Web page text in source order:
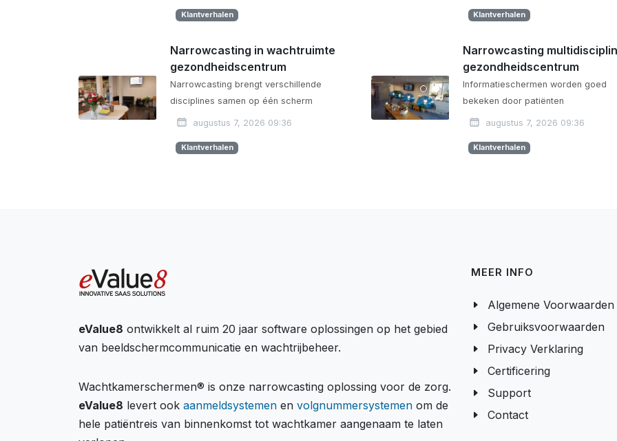
Klantverhalen Klantverhalen
Narrowcasting in wachtruimte
gezondheidscentrum
Narrowcasting brengt verschillende
disciplines samen op één scherm
augustus 7, 2026 09:36
Klantverhalen
Narrowcasting
gezondheidscentrum
Informatieschermen worden goed
bekeken door patiënten
augustus 7, 2026 09:36
Klantverhalen
eValue8 ontwikkelt al ruim 20 jaar software oplossingen op het gebied
van beeldschermcommunicatie en wachtrijbeheer.
Wachtkamerschermen® is onze narrowcasting oplossing voor de zorg.
eValue8 levert ook aanmeldsystemen en volgnummersystemen om de
hele patiëntreis van binnenkomst tot wachtkamer aangenaam te laten
MEER INFO
Algemene Voorwaarden
Gebruiksvoorwaarden
Privacy Verklaring
Certificering
Support
Contact